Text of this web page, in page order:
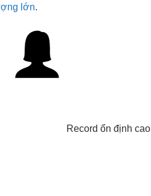
lớn.
Recordổn định cao